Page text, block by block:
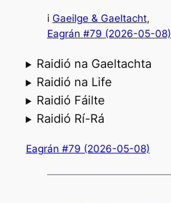
i Gaeilge & Gaeltacht,
Eagrán #79 (2026-05-08)
Raidió na Gaeltachta
Raidió na Life
Raidió Fáilte
Raidió Rí-Rá
Eagrán #79 (2026-05-08)